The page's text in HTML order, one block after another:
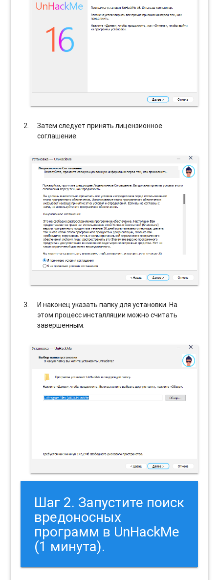
Затем следует принять лицензионное
соглашение.
И наконец указать папку для установки. На
этом процесс инсталляции можно считать
завершенным.
Шаг 2. Запустите поиск
вредоносных
программ в UnHackMe
(1 минута).